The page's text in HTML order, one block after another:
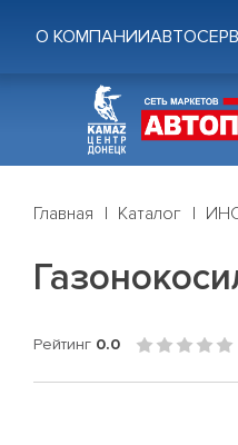
О КОМПАНИИ
Главная Каталог
Рейтинг 0.0